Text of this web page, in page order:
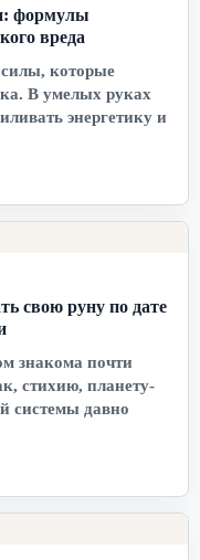
формулы
вреда
которые
В умелых руках
энергетику и
свою руну по дате
знакома почти
стихию, планету-
системы давно